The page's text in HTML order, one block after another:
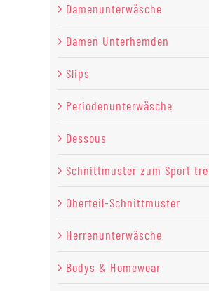
Damenunterwäsche
Damen Unterhemden
Slips
Periodenunterwäsche
Dessous
Schnittmuster zum Sport
Oberteil-Schnittmuster
Herrenunterwäsche
Bodys & Homewear